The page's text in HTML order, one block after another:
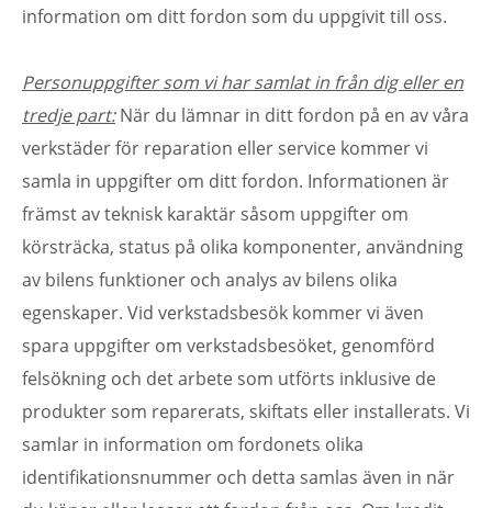
information om ditt fordon som du uppgivit till oss.
Personuppgifter som vi har samlat in från dig eller en
tredje part:När du lämnar in ditt fordon på en av våra
verkstäder för reparation eller service kommer vi
samla in uppgifter om ditt fordon. Informationen är
främst av teknisk karaktär såsom uppgifter om
körsträcka, status på olika komponenter, användning
av bilens funktioner och analys av bilens olika
egenskaper. Vid verkstadsbesök kommer vi även
spara uppgifter om verkstadsbesöket, genomförd
felsökning och det arbete som utförts inklusive de
produkter som reparerats, skiftats eller installerats. Vi
samlar in information om fordonets olika
identifikationsnummer och detta samlas även in när